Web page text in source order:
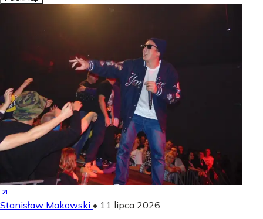
Stanisław Makowski • 11 lipca 2026